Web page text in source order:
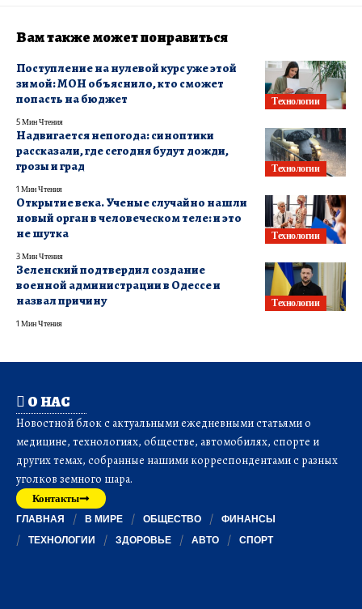
Вам также может понравиться
Технологии
Поступление на нулевой курс уже этой
зимой: МОН объяснило, кто сможет
попасть на бюджет
5 Мин Чтения
Технологии
Надвигается непогода: синоптики
рассказали, где сегодня будут дожди,
грозы и град
1 Мин Чтения
Технологии
Открытие века. Ученые случайно нашли
новый орган в человеческом теле: и это
не шутка
3 Мин Чтения
Технологии
Зеленский подтвердил создание
военной администрации в Одессе и
назвал причину
1 Мин Чтения
О НАС
Новостной блок с актуальными ежедневными статьями о
медицине, технологиях, обществе, автомобилях, спорте и
других темах, собранные нашими корреспондентами с разных
уголков земного шара.
Контакты
ГЛАВНАЯ В МИРЕ ОБЩЕСТВО
ФИНАНСЫ
ТЕХНОЛОГИИ
ЗДОРОВЬЕ АВТО СПОРТ